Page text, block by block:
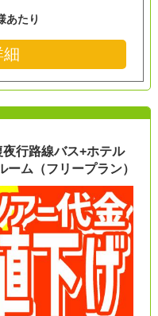
あたり
細
行路線バス+ホテル
ム（フリープラン）